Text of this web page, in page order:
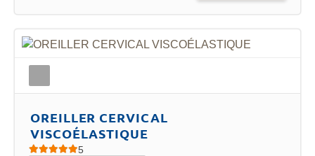
OREILLER CERVICAL
VISCOÉLASTIQUE
5